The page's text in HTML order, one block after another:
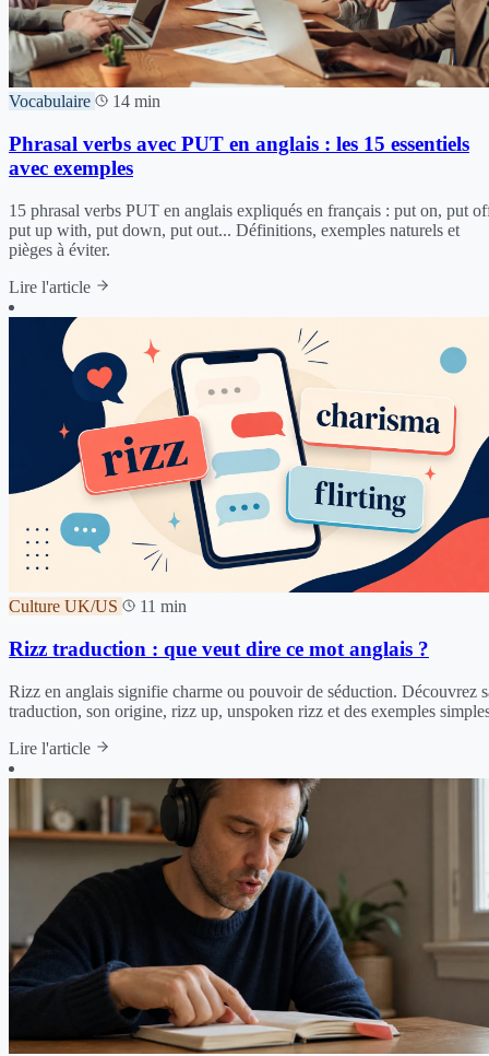
Vocabulaire 14 min
Phrasal verbs avec PUT en anglais : les 15 essentiels
avec exemples
15 phrasal verbs PUT en anglais expliqués en français : put on, put
put up with, put down, put out... Définitions, exemples naturels et
pièges à éviter.
Lire l'article
Culture UK/US 11 min
Rizz traduction : que veut dire ce mot anglais ?
Rizz en anglais signifie charme ou pouvoir de séduction. Découvrez
traduction, son origine, rizz up, unspoken rizz et des exemples
Lire l'article